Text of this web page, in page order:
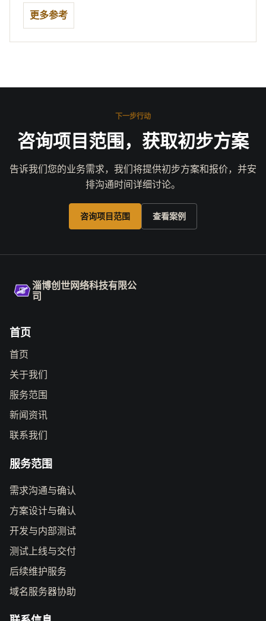
更多参考
下一步行动
咨询项目范围，获取初步方案
告诉我们您的业务需求，我们将提供初步方案和报价，并安
排沟通时间详细讨论。
咨询项目范围 查看案例
淄博创世网络科技有限公
司
首页
首页
关于我们
服务范围
新闻资讯
联系我们
服务范围
需求沟通与确认
方案设计与确认
开发与内部测试
测试上线与交付
后续维护服务
域名服务器协助